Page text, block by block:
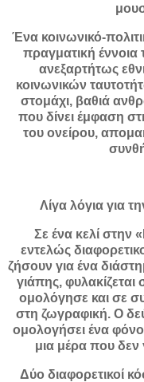
Ένα κοινωνικό-
πραγματική έννοια
ανεξαρτήτως
κοινωνικών
στομάχι, βαθιά
που δίνει έμφαση
του ονείρου,
Λίγα λόγια για
Σε ένα κελί
εντελώς
ζήσουν για ένα
γιάπης,
ομολόγησε και σε
στη ζωγραφική. Ο
ομολογήσει ένα φόνο,
μια μέρα που δεν
Δύο διαφορετικοί